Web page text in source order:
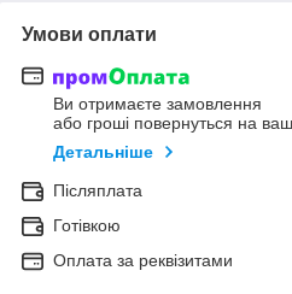
Умови оплати
Ви отримаєте замовлення
або гроші повернуться на
Детальніше
Післяплата
Готівкою
Оплата за реквізитами